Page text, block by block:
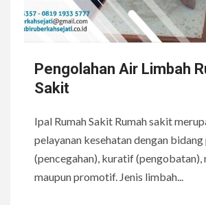
Pengolahan Air Limbah
Sakit
Ipal Rumah Sakit Rumah sakit
pelayanan kesehatan dengan
(pencegahan), kuratif
maupun promotif. Jenis limbah...